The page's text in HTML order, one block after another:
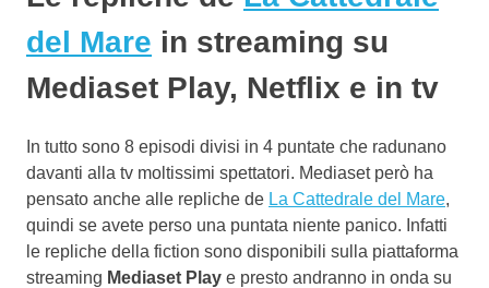
del Mare in streaming su
Mediaset Play, Netflix e in tv
In tutto sono 8 episodi divisi in 4 puntate che radunano
davanti alla tv moltissimi spettatori. Mediaset però ha
pensato anche alle repliche de La Cattedrale del Mare,
quindi se avete perso una puntata niente panico. Infatti
le repliche della fiction sono disponibili sulla piattaforma
streaming Mediaset Play e presto andranno in onda su